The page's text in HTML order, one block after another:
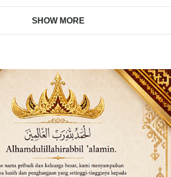
SHOW MORE